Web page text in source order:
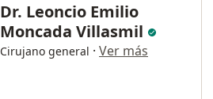
Dr. Leoncio Emilio
Moncada Villasmil
Cirujano general · Ver más